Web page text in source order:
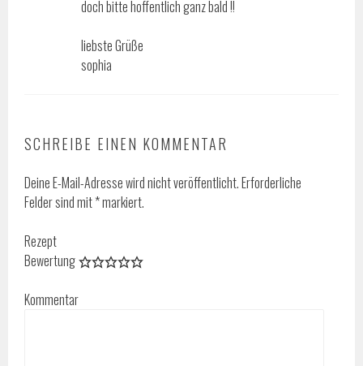
doch bitte hoffentlich ganz bald !!
liebste Grüße
sophia
SCHREIBE EINEN KOMMENTAR
Deine E-Mail-Adresse wird nicht veröffentlicht.Erforderliche
Felder sind mit*markiert.
Rezept
Bewertung
Kommentar